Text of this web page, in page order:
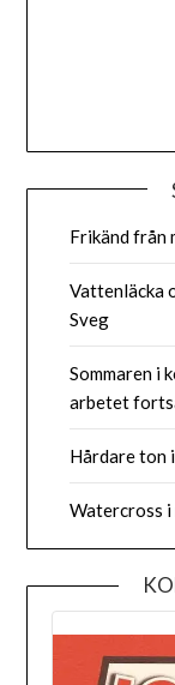
Frikänd från
Vattenläcka
Sveg
Sommaren i
arbetet
Hårdare ton
Watercross i